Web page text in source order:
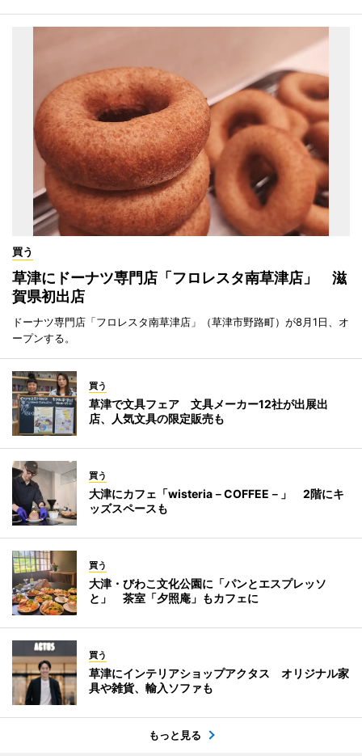
買う
草津にドーナツ専門店「フロレスタ南草津店」 滋
賀県初出店
ドーナツ専門店「フロレスタ南草津店」（草津市野路町）が8月1日、オ
ープンする。
買う
草津で文具フェア 文具メーカー12社が出展出
店、人気文具の限定販売も
買う
大津にカフェ「wisteria－COFFEE－」 2階にキ
ッズスペースも
買う
大津・びわこ文化公園に「パンとエスプレッソ
と」 茶室「夕照庵」もカフェに
買う
草津にインテリアショップアクタス オリジナル家
具や雑貨、輸入ソファも
もっと見る